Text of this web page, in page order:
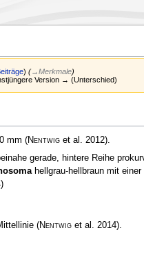
) (→Merkmale)
Version → (Unterschied)
mm (Nentwiget al. 2012).
gerade, hintere Reihe
hellgrau-hellbraun mit einer
(Nentwiget al. 2014).